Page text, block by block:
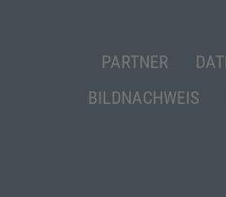
PARTNER
BILDNACHWEIS